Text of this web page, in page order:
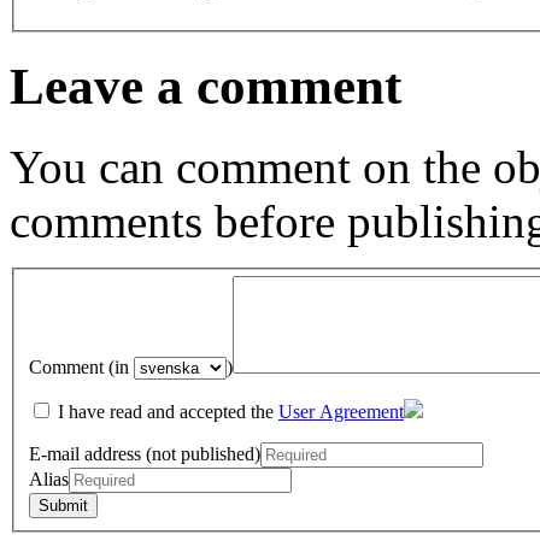
Leave a comment
You can comment on the
comments before
Comment (in )
I have read and accepted the User Agreement
E-mail address (not published)
Alias